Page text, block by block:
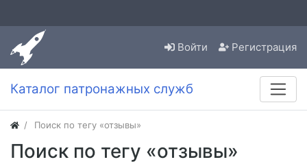
Войти Регистрация
Каталог патронажных служб
Поиск по тегу «отзывы»
Поиск по тегу «отзывы»